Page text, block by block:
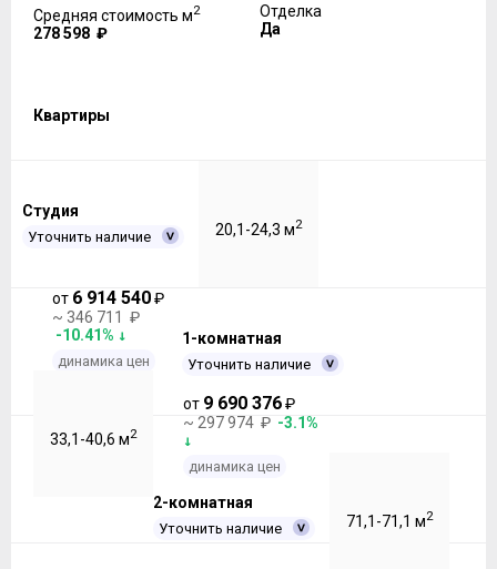
Средняя стоимость м2
278 598 ₽
Отделка
Да
Квартиры
Студия
Уточнить наличие 20,1-24,3 м2
от 6 914 540₽
~ 346 711 ₽
-10.41%
динамика цен
1-комнатная
Уточнить наличие
33,1-40,6 м2
от 9 690 376₽
~ 297 974 ₽ -3.1%
динамика цен
2-комнатная
Уточнить наличие 71,1-71,1 м2